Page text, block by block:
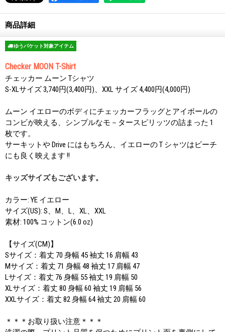
商品詳細
ゆうパケット対象アイテム
Checker MOON T-Shirt
チェッカー ムーン Tシャツ
S-XLサイズ 3,740円(3,400円)、XXL サイズ 4,400円(4,000円)
ムーン イエローのボディにチェッカーフラッグとアイボールの
コンビが映える、シンプルなモ－タースピリッツの詰まった 1
枚です。
サーキットや Drive にはもちろん、イエローの T シャツはビーチ
にも良く映えます !!
キッズサイズもございます。
カラー: YE イエロー
サイズ(US): S、M、L、XL、XXL
素材: 100% コットン(6.0 oz)
【サイズ(CM)】
Sサイズ：着丈 70 身幅 45 袖丈 16 肩幅 43
Mサイズ：着丈 71 身幅 48 袖丈 17 肩幅 47
Lサイズ：着丈 76 身幅 55 袖丈 19 肩幅 50
XLサイズ：着丈 80 身幅 60 袖丈 19 肩幅 56
XXLサイズ：着丈 82 身幅 64 袖丈 20 肩幅 60
＊＊＊お取り扱い注意＊＊＊